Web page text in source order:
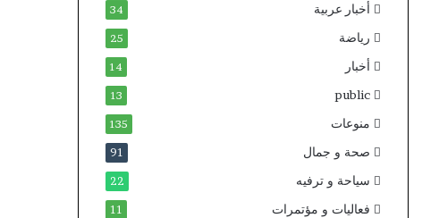
أخبار عربية 34
رياضة 25
أخبار 14
public
13
منوعات 135
صحة و جمال 91
سياحة و ترفيه 22
فعاليات و مؤتمرات 11